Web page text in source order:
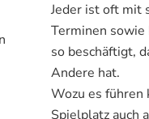
Jeder ist oft mit
Terminen sowie
so beschäftigt,
Andere hat.
Wozu es führen
Spielplatz auch